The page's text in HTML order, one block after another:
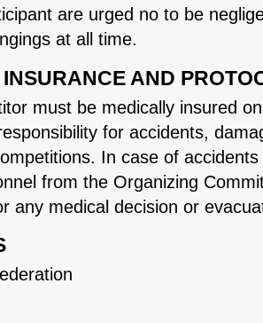
are urged no to be
at all time.
AND
must be medically insured
for accidents,
In case of
from the Organizing
any medical decision or